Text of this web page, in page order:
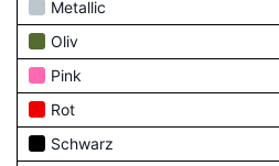
Metallic
Oliv
Pink
Rot
Schwarz